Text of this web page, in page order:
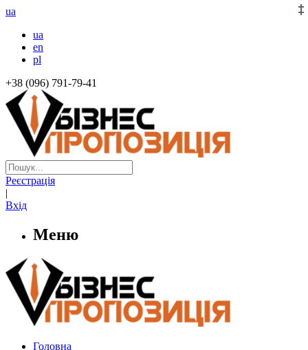
ua
ua
en
pl
+38 (096) 791-79-41
Реєстрація
|
Вхід
Меню
Головна